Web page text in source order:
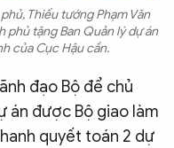
Thiếu tướng Phạm Văn
phủ tặng Ban Quản lý dự án
của Cục Hậu cần.
đạo Bộ để chủ
án được Bộ giao làm
quyết toán 2 dự